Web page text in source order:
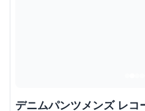
デニムパンツメンズ レコ